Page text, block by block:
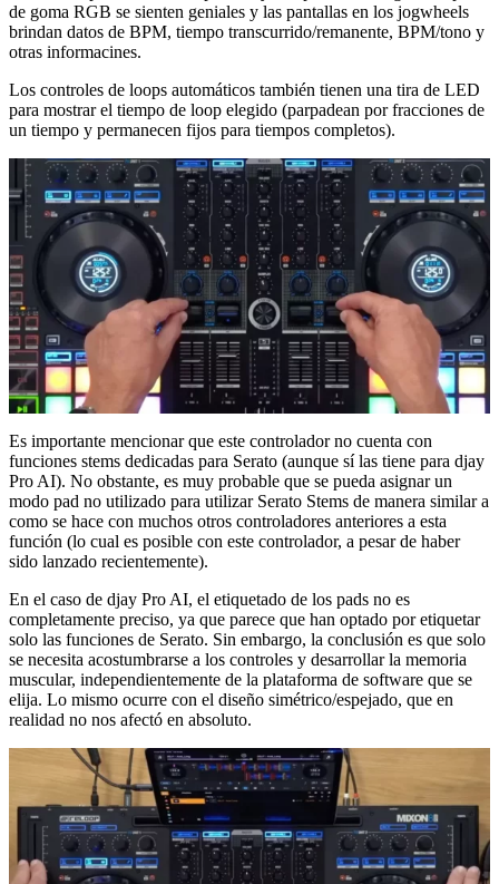
de goma RGB se sienten geniales y las pantallas en los jogwheels
brindan datos de BPM, tiempo transcurrido/remanente, BPM/tono y
otras informacines.
Los controles de loops automáticos también tienen una tira de LED
para mostrar el tiempo de loop elegido (parpadean por fracciones de
un tiempo y permanecen fijos para tiempos completos).
Es importante mencionar que este controlador no cuenta con
funciones stems dedicadas para Serato (aunque sí las tiene para djay
Pro AI). No obstante, es muy probable que se pueda asignar un
modo pad no utilizado para utilizar Serato Stems de manera similar a
como se hace con muchos otros controladores anteriores a esta
función (lo cual es posible con este controlador, a pesar de haber
sido lanzado recientemente).
En el caso de djay Pro AI, el etiquetado de los pads no es
completamente preciso, ya que parece que han optado por etiquetar
solo las funciones de Serato. Sin embargo, la conclusión es que solo
se necesita acostumbrarse a los controles y desarrollar la memoria
muscular, independientemente de la plataforma de software que se
elija. Lo mismo ocurre con el diseño simétrico/espejado, que en
realidad no nos afectó en absoluto.